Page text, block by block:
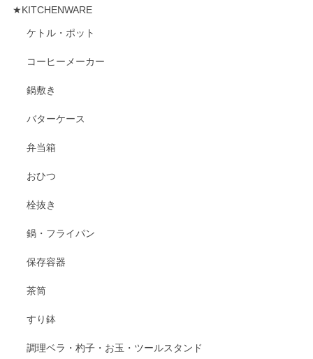
★KITCHENWARE
ケトル・ポット
コーヒーメーカー
鍋敷き
バターケース
弁当箱
おひつ
栓抜き
鍋・フライパン
保存容器
茶筒
すり鉢
調理ベラ・杓子・お玉・ツールスタンド